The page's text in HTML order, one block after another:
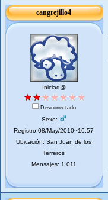
cangrejillo4
Iniciad@
Desconectado
Sexo:
Registro:08/May/2010~16:57
Ubicación: San Juan de los
Terreros
Mensajes: 1.011